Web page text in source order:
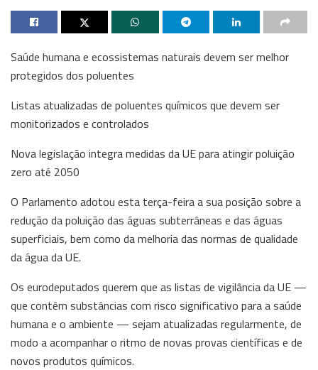
Saúde humana e ecossistemas naturais devem ser melhor
protegidos dos poluentes
Listas atualizadas de poluentes químicos que devem ser
monitorizados e controlados
Nova legislação integra medidas da UE para atingir poluição
zero até 2050
O Parlamento adotou esta terça-feira a sua posição sobre a
redução da poluição das águas subterrâneas e das águas
superficiais, bem como da melhoria das normas de qualidade
da água da UE.
Os eurodeputados querem que as listas de vigilância da UE —
que contêm substâncias com risco significativo para a saúde
humana e o ambiente — sejam atualizadas regularmente, de
modo a acompanhar o ritmo de novas provas científicas e de
novos produtos químicos.